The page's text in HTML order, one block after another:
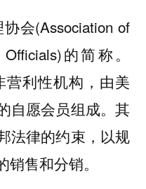
会(Association of
的简称。
营利性机构，由美
自愿会员组成。其
法律的约束，以规
售和分销。